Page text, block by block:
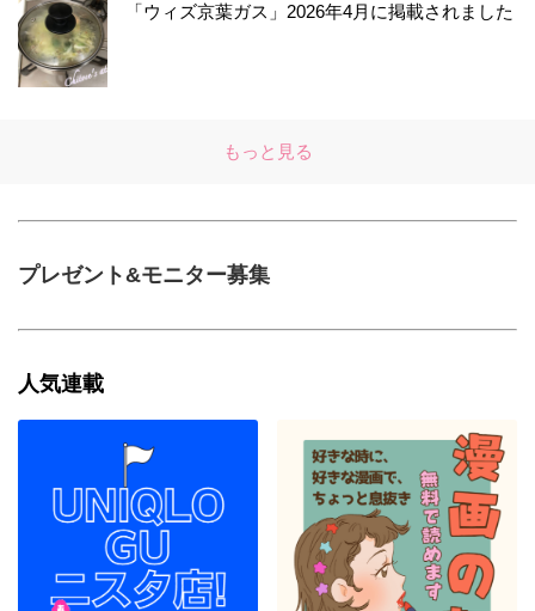
「ウィズ京葉ガス」2026年4月に掲載されました
もっと見る
プレゼント&モニター募集
人気連載